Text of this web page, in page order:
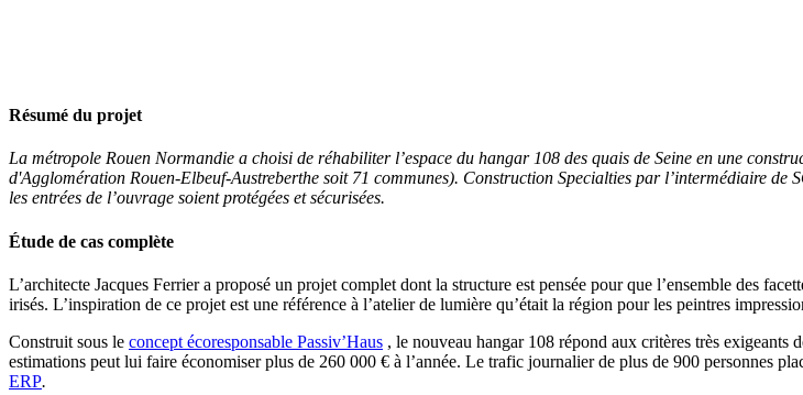
Résumé du projet
La métropole Rouen Normandie a choisi de réhabiliter l’espace du hangar 108 des quais de Seine en une
d'Agglomération Rouen-Elbeuf-Austreberthe soit 71 communes). Construction Specialties par l’intermédiaire
les entrées de l’ouvrage soient protégées et sécurisées.
Étude de cas complète
L’architecte Jacques Ferrier a proposé un projet complet dont la structure est pensée pour que l’ensemble des
irisés. L’inspiration de ce projet est une référence à l’atelier de lumière qu’était la région pour les peintres
Construit sous le concept écoresponsable Passiv’Haus , le nouveau hangar 108 répond aux critères très exigeants
estimations peut lui faire économiser plus de 260 000 € à l’année. Le trafic journalier de plus de 900 personnes
ERP.